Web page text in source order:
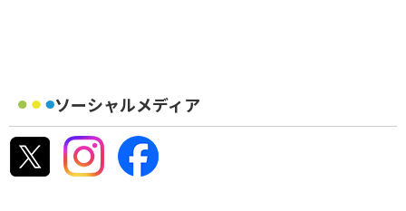
ソーシャルメディア